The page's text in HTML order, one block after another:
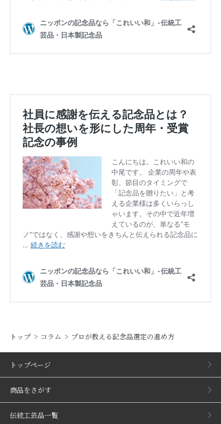
トップ コラム プロが教える記念品選定の進め方
トップページ
商品をさがす
伝統工芸品一覧